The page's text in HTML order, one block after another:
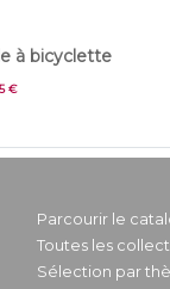
à bicyclette
€
Parcourir le
Toutes les
Sélection par